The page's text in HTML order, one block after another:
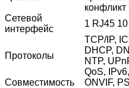
конфликт
Сетевой
интерфейс
1 RJ45
Протоколы
TCP/IP,
DHCP,
NTP,
QoS,
Совместимость
ONVIF,